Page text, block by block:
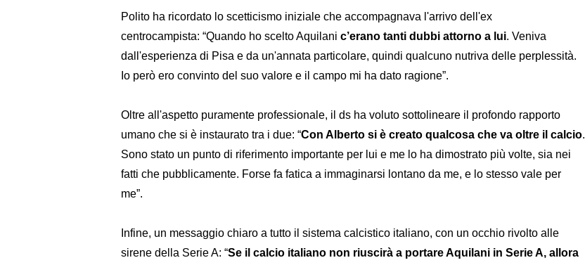
Polito ha ricordato lo scetticismo iniziale che accompagnava l'arrivo dell'ex
centrocampista: “Quando ho scelto Aquilani c’erano tanti dubbi attorno a lui. Veniva
dall'esperienza di Pisa e da un'annata particolare, quindi qualcuno nutriva delle perplessità.
Io però ero convinto del suo valore e il campo mi ha dato ragione”.
Oltre all'aspetto puramente professionale, il ds ha voluto sottolineare il profondo rapporto
umano che si è instaurato tra i due: “Con Alberto si è creato qualcosa che va oltre il calcio.
Sono stato un punto di riferimento importante per lui e me lo ha dimostrato più volte, sia nei
fatti che pubblicamente. Forse fa fatica a immaginarsi lontano da me, e lo stesso vale per
me”.
Infine, un messaggio chiaro a tutto il sistema calcistico italiano, con un occhio rivolto alle
sirene della Serie A: “Se il calcio italiano non riuscirà a portare Aquilani in Serie A, allora